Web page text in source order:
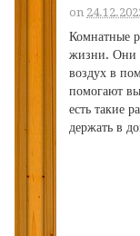
on
Комнатные
жизни. Они
воздух в
помогают
есть такие
держать в